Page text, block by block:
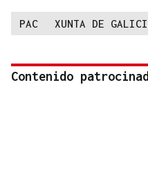
PAC XUNTA DE
Contenido